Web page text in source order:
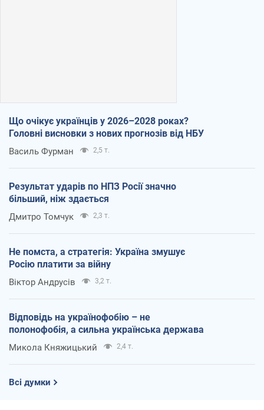
Що очікує українців у 2026–2028 роках?
Головні висновки з нових прогнозів від НБУ
Василь Фурман 2,5 т.
Результат ударів по НПЗ Росії значно
більший, ніж здається
Дмитро Томчук 2,3 т.
Не помста, а стратегія: Україна змушує
Росію платити за війну
Віктор Андрусів 3,2 т.
Відповідь на українофобію – не
полонофобія, а сильна українська держава
Микола Княжицький 2,4 т.
Всі думки